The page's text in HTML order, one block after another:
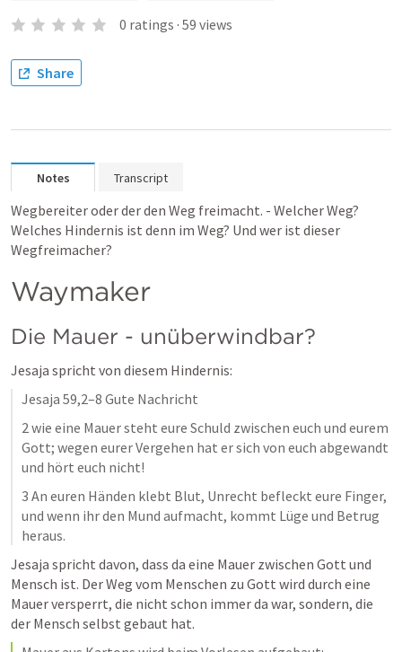
0 ratings · 59 views
Share
Notes Transcript
Wegbereiter oder der den Weg freimacht. - Welcher Weg?
Welches Hindernis ist denn im Weg? Und wer ist dieser
Wegfreimacher?
Waymaker
Die Mauer - unüberwindbar?
Jesaja spricht von diesem Hindernis:
Jesaja 59,2–8 Gute Nachricht
2 wie eine Mauer steht eure Schuld zwischen euch und eurem
Gott; wegen eurer Vergehen hat er sich von euch abgewandt
und hört euch nicht!
3 An euren Händen klebt Blut, Unrecht befleckt eure Finger,
und wenn ihr den Mund aufmacht, kommt Lüge und Betrug
heraus.
Jesaja spricht davon, dass da eine Mauer zwischen Gott und
Mensch ist. Der Weg vom Menschen zu Gott wird durch eine
Mauer versperrt, die nicht schon immer da war, sondern, die
der Mensch selbst gebaut hat.